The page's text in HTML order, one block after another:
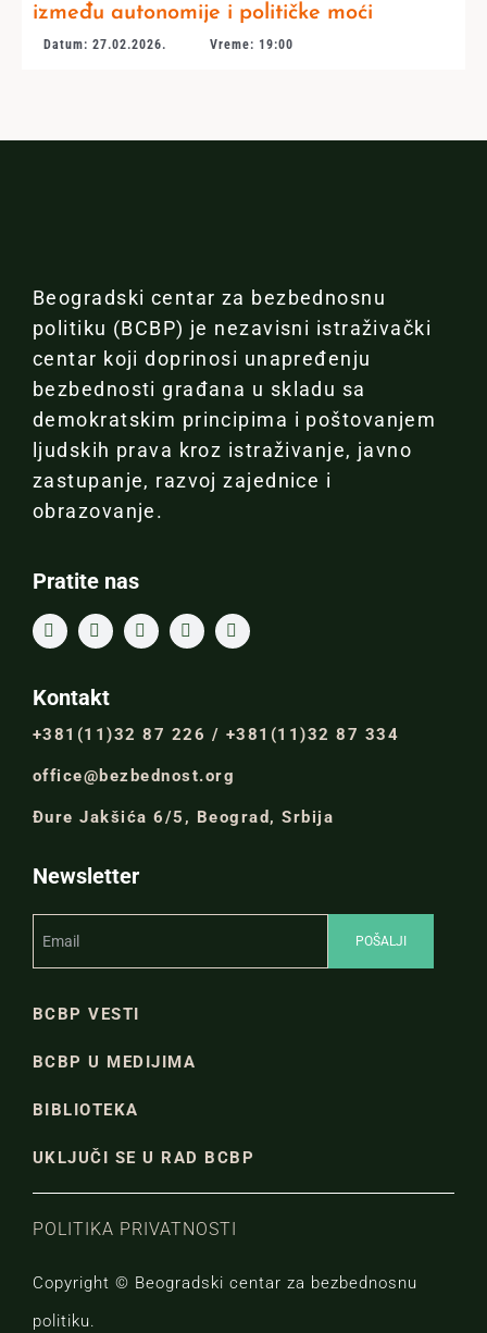
između autonomije i političke moći
Datum: 27.02.2026. Vreme: 19:00
Beogradski centar za bezbednosnu
politiku (BCBP) je nezavisni istraživački
centar koji doprinosi unapređenju
bezbednosti građana u skladu sa
demokratskim principima i poštovanjem
ljudskih prava kroz istraživanje, javno
zastupanje, razvoj zajednice i
obrazovanje.
Pratite nas
Kontakt
+381(11)32 87 226 / +381(11)32 87 334
office@bezbednost.org
Đure Jakšića 6/5, Beograd, Srbija
Newsletter
BCBP VESTI
BCBP U MEDIJIMA
BIBLIOTEKA
UKLJUČI SE U RAD BCBP
POLITIKA PRIVATNOSTI
Copyright © Beogradski centar za bezbednosnu
politiku.